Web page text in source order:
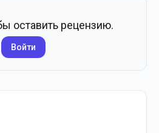
оставить рецензию.
Войти